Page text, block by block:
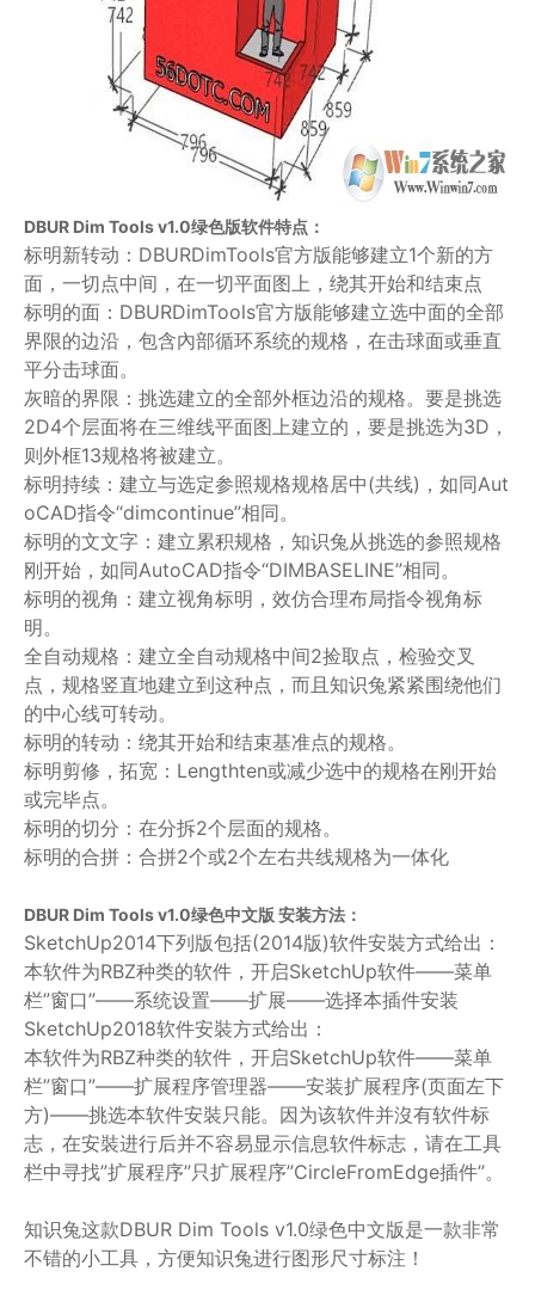
DBUR Dim Tools v1.0绿色版软件特点：
标明新转动：DBURDimTools官方版能够建立1个新的方
面，一切点中间，在一切平面图上，绕其开始和结束点
标明的面：DBURDimTools官方版能够建立选中面的全部
界限的边沿，包含內部循环系统的规格，在击球面或垂直
平分击球面。
灰暗的界限：挑选建立的全部外框边沿的规格。要是挑选
2D4个层面将在三维线平面图上建立的，要是挑选为3D，
则外框13规格将被建立。
标明持续：建立与选定参照规格规格居中(共线)，如同Aut
oCAD指令“dimcontinue”相同。
标明的文文字：建立累积规格，知识兔从挑选的参照规格
刚开始，如同AutoCAD指令“DIMBASELINE”相同。
标明的视角：建立视角标明，效仿合理布局指令视角标
明。
全自动规格：建立全自动规格中间2捡取点，检验交叉
点，规格竖直地建立到这种点，而且知识兔紧紧围绕他们
的中心线可转动。
标明的转动：绕其开始和结束基准点的规格。
标明剪修，拓宽：Lengthten或减少选中的规格在刚开始
或完毕点。
标明的切分：在分拆2个层面的规格。
标明的合拼：合拼2个或2个左右共线规格为一体化
DBUR Dim Tools v1.0绿色中文版 安装方法：
SketchUp2014下列版包括(2014版)软件安裝方式给出：
本软件为RBZ种类的软件，开启SketchUp软件——菜单
栏”窗口”——系统设置——扩展——选择本插件安装
SketchUp2018软件安裝方式给出：
本软件为RBZ种类的软件，开启SketchUp软件——菜单
栏”窗口”——扩展程序管理器——安装扩展程序(页面左下
方)——挑选本软件安裝只能。因为该软件并沒有软件标
志，在安裝进行后并不容易显示信息软件标志，请在工具
栏中寻找”扩展程序”只扩展程序”CircleFromEdge插件”。
知识兔这款DBUR Dim Tools v1.0绿色中文版是一款非常
不错的小工具，方便知识兔进行图形尺寸标注！